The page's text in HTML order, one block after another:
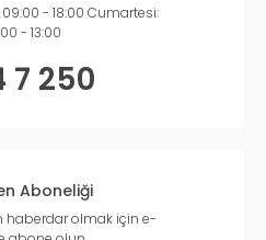
- 18:00 Cumartesi:
- 13:00
7 250
Aboneliği
haberdar olmak için e-